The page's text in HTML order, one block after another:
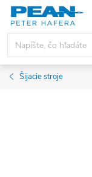
Prejsť
obsah
Šijacie stroje